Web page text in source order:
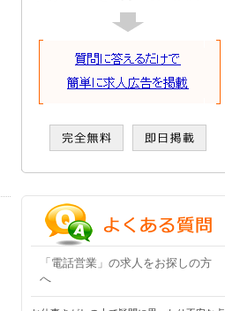
「電話営業」の求人をお探しの方
へ